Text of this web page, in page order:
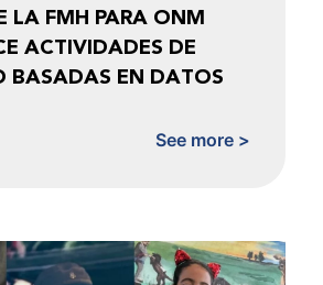
LA FMH PARA ONM
ACTIVIDADES DE
BASADAS EN DATOS
See more >